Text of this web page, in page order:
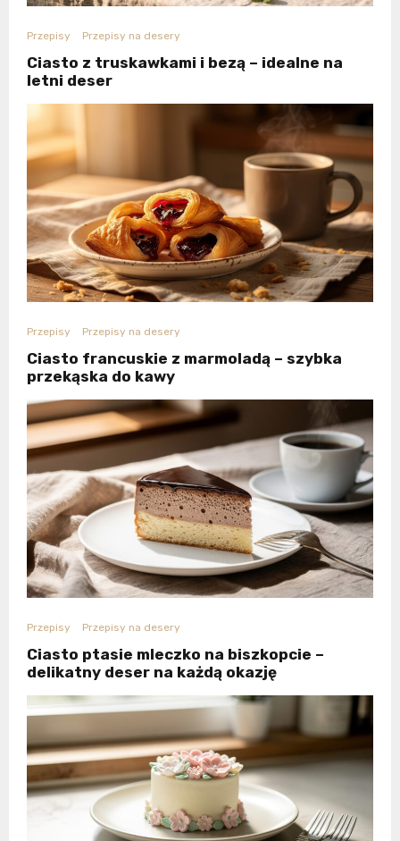
Przepisy Przepisy na desery
Ciasto z truskawkami i bezą – idealne na
letni deser
Przepisy Przepisy na desery
Ciasto francuskie z marmoladą – szybka
przekąska do kawy
Przepisy Przepisy na desery
Ciasto ptasie mleczko na biszkopcie –
delikatny deser na każdą okazję